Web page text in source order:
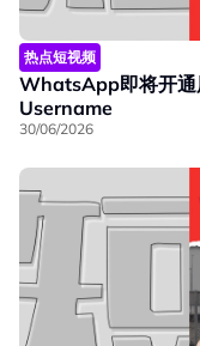
热点短视频
WhatsApp即将开通
Username
30/06/2026